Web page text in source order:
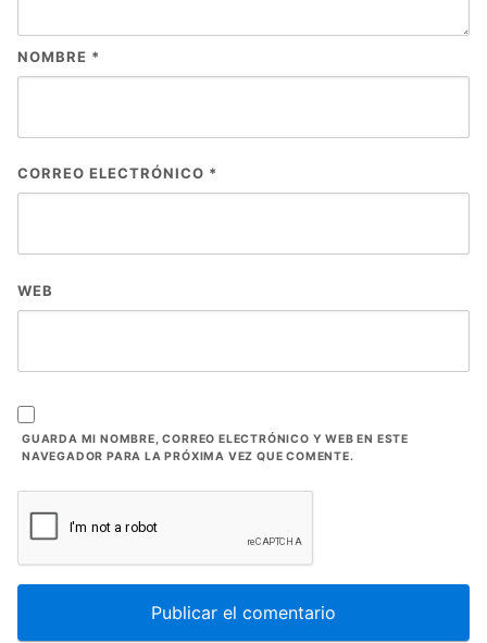
NOMBRE *
CORREO ELECTRÓNICO *
WEB
GUARDA MI NOMBRE, CORREO ELECTRÓNICO Y WEB EN ESTE
NAVEGADOR PARA LA PRÓXIMA VEZ QUE COMENTE.